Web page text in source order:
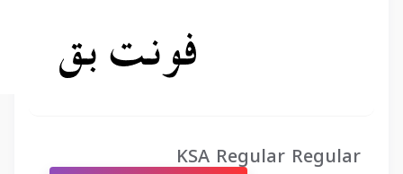
KSA Regular Regular